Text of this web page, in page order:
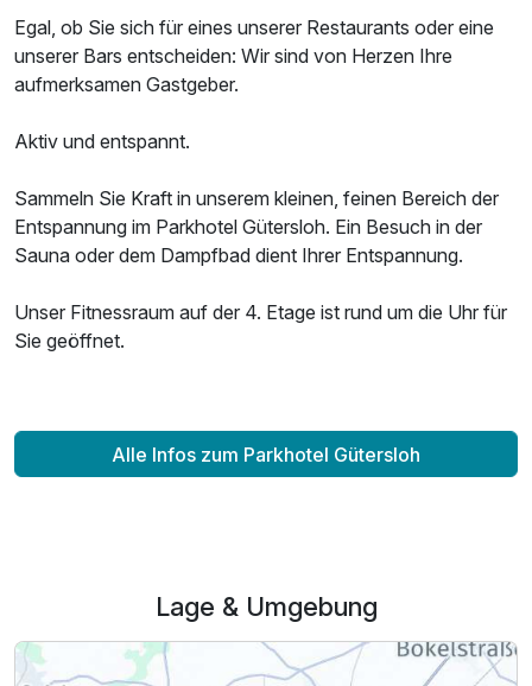
Doppelzimmer Standard Klassik
Egal, ob Sie sich für eines unserer Restaurants oder eine
unserer Bars entscheiden: Wir sind von Herzen Ihre
aufmerksamen Gastgeber.
Aktiv und entspannt.
Sammeln Sie Kraft in unserem kleinen, feinen Bereich der
Entspannung im Parkhotel Gütersloh. Ein Besuch in der
Sauna oder dem Dampfbad dient Ihrer Entspannung.
Unser Fitnessraum auf der 4. Etage ist rund um die Uhr für
Sie geöffnet.
Alle Infos zum Parkhotel Gütersloh
Lage & Umgebung